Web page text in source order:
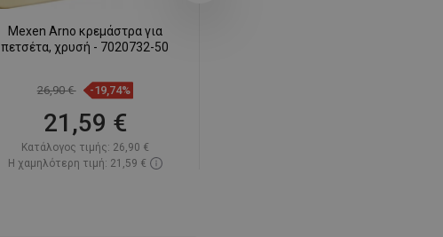
Mexen Arno κρεμάστρα για
πετσέτα, χρυσή - 7020732-50
26,90 € -19,74%
21,59 €
Κατάλογος τιμής: 26,90 €
Η χαμηλότερη τιμή: 21,59 €